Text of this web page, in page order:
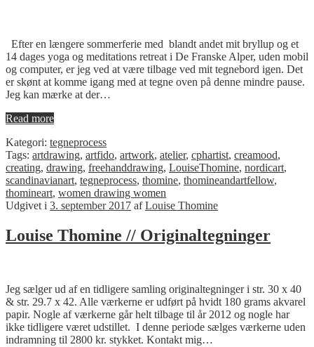
Efter en længere sommerferie med blandt andet mit bryllup og et
14 dages yoga og meditations retreat i De Franske Alper, uden mobil
og computer, er jeg ved at være tilbage ved mit tegnebord igen. Det
er skønt at komme igang med at tegne oven på denne mindre pause.
Jeg kan mærke at der…
Read more
Kategori: tegneprocess
Tags: artdrawing, artfido, artwork, atelier, cphartist, creamood,
creating, drawing, freehanddrawing, LouiseThomine, nordicart,
scandinavianart, tegneprocess, thomine, thomineandartfellow,
thomineart, women drawing women
Udgivet i 3. september 2017 afLouise Thomine
Louise Thomine // Originaltegninger
Jeg sælger ud af en tidligere samling originaltegninger i str. 30 x 40
& str. 29.7 x 42. Alle værkerne er udført på hvidt 180 grams akvarel
papir. Nogle af værkerne går helt tilbage til år 2012 og nogle har
ikke tidligere været udstillet. I denne periode sælges værkerne uden
indramning til 2800 kr. stykket. Kontakt mig…